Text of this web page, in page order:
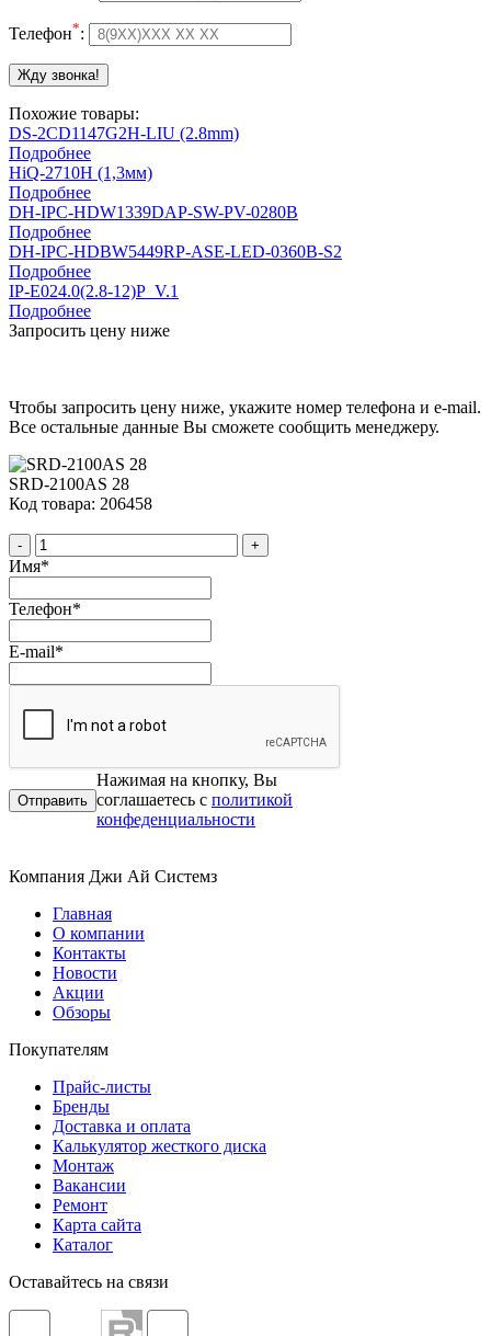
Телефон*:
Похожие товары:
DS-2CD1147G2H-LIU (2.8mm)
Подробнее
HiQ-2710Н (1,3мм)
Подробнее
DH-IPC-HDW1339DAP-SW-PV-0280B
Подробнее
DH-IPC-HDBW5449RP-ASE-LED-0360B-S2
Подробнее
IP-E024.0(2.8-12)P_V.1
Подробнее
Запросить цену ниже
Чтобы запросить цену ниже, укажите номер телефона и e-mail.
Все остальные данные Вы сможете сообщить менеджеру.
SRD-2100AS 28
Код товара: 206458
- +
Имя*
Телефон*
E-mail*
Нажимая на кнопку, Вы
соглашаетесь с политикой
конфеденциальности
Компания Джи Ай Системз
Главная
О компании
Контакты
Новости
Акции
Обзоры
Покупателям
Прайс-листы
Бренды
Доставка и оплата
Калькулятор жесткого диска
Монтаж
Вакансии
Ремонт
Карта сайта
Каталог
Оставайтесь на связи